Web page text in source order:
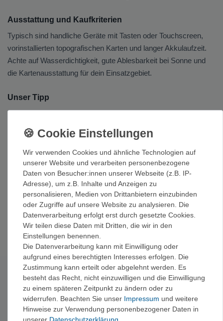
Ausstattung und Kaufkriterien
Typisch sind handliche Geräte mit Tasten oder Touchscreen,
vorinstallierten topografischen Karten und langer Akkulaufzeit.
Achte auf Wasserdichtigkeit, gute Ablesbarkeit bei Sonne und
die Kartenausstattung für dein Einsatzgebiet.
Unser Tipp
Für lange Touren zählen Robustheit und Laufzeit mehr als jede
ist im Ernstfall Gold wert.
Passendes Zubehör
Ergänzend zum Gerät lohnt sich der Blick aufGPS Zubehör
GPS Karten
für dein Gerät. Zurück geht es zur Übersicht
Navigationsgeräte.
Markenempfehlungen für Navigation und Technik findest du bei
SuuntoundPetzl .
Newsletter abonnieren
Exklusive Angebote & Tipps vom Berg – kein Spam,
jederzeit abbestellbar.
Jetzt anmelden →
Wir verwenden Cookies und ähnliche Technologien auf
unserer Website und verarbeiten personenbezogene
Daten von Besucher:innen unserer Webseite (z.B. IP-
Adresse), um z.B. Inhalte und Anzeigen zu
personalisieren, Medien von Drittanbietern einzubinden
oder Zugriffe auf unsere Website zu analysieren. Die
Datenverarbeitung erfolgt erst durch gesetzte Cookies.
Wir teilen diese Daten mit Dritten, die wir in den
Einstellungen benennen.
Die Datenverarbeitung kann mit Einwilligung oder
aufgrund eines berechtigten Interesses erfolgen. Die
Zustimmung kann erteilt oder abgelehnt werden. Es
besteht das Recht, nicht einzuwilligen und die Einwilligung
zu einem späteren Zeitpunkt zu ändern oder zu
widerrufen. Beachten Sie unser Impressum und weitere
Hinweise zur Verwendung personenbezogener Daten in